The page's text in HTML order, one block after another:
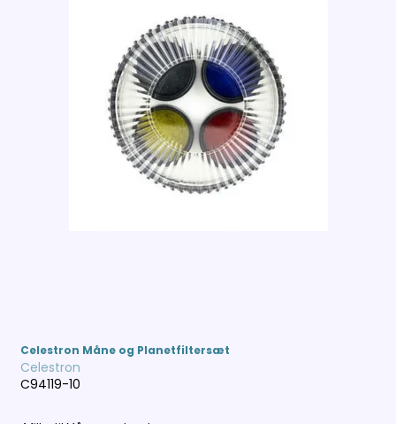
Celestron Måne og Planetfiltersæt
Celestron
C94119-10